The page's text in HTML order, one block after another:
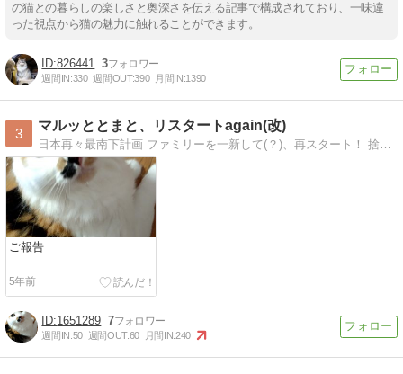
の猫との暮らしの楽しさと奥深さを伝える記事で構成されており、一味違
った視点から猫の魅力に触れることができます。
826441 3
週間IN:330 週間OUT:390 月間IN:1390
3
マルッととまと、リスタートagain(改)
日本再々最南下計画 ファミリーを一新して(？)、再スタート！ 捨てる神あれば拾う神あり。おかーちゃんと娘猫二人の珍生活（笑）。
ご報告
5年前
1651289 7
週間IN:50 週間OUT:60 月間IN:240